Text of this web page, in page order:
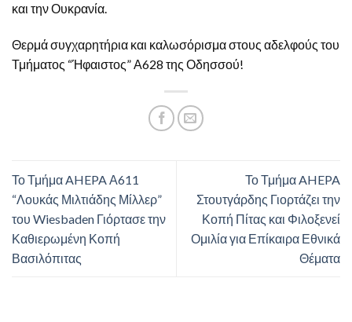
και την Ουκρανία.
Θερμά συγχαρητήρια και καλωσόρισμα στους αδελφούς του
Τμήματος “Ήφαιστος” Α628 της Οδησσού!
Το Τμήμα AHEPA Α611
“Λουκάς Μιλτιάδης Μίλλερ”
του Wiesbaden Γιόρτασε την
Καθιερωμένη Κοπή
Βασιλόπιτας
Το Τμήμα AHEPA
Στουτγάρδης Γιορτάζει την
Κοπή Πίτας και Φιλοξενεί
Ομιλία για Επίκαιρα Εθνικά
Θέματα